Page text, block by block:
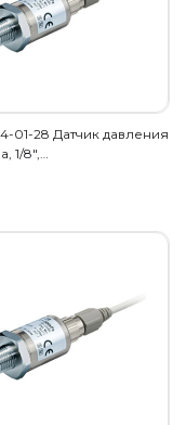
01-28 Датчик давления
1/8",…